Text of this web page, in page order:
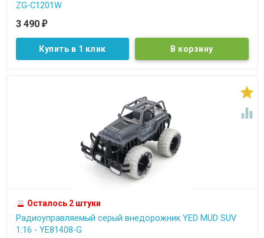
ZG-C1201W
3 490 ₽
Купить в 1 клик


Осталось 2 штуки
Радиоуправляемый серый внедорожник YED MUD SUV
1:16 - YE81408-G